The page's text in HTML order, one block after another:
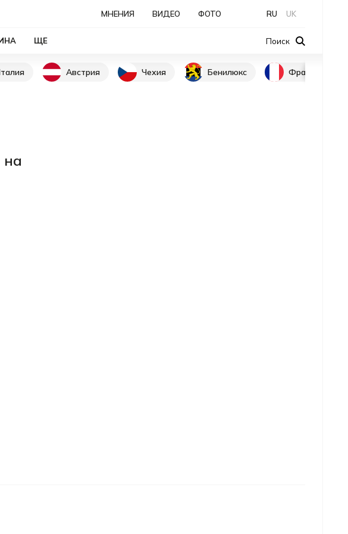
МНЕНИЯ ВИДЕО ФОТО
ЩЕ
RU UK
Поиск
Австрия Чехия Бенилюкс Франция
на